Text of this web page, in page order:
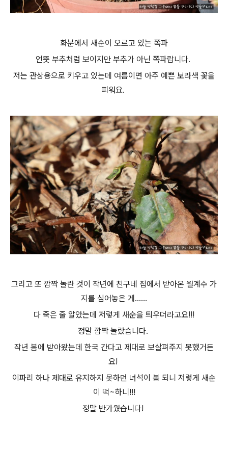
화분에서 새순이 오르고 있는 쪽파
언뜻 부추처럼 보이지만 부추가 아닌 쪽파랍니다.
저는 관상용으로 키우고 있는데 여름이면 아주 예쁜 보라색 꽃을
피워요.
그리고 또 깜짝 놀란 것이 작년에 친구네 집에서 받아온 월계수 가
지를 심어놓은 게......
다 죽은 줄 알았는데 저렇게 새순을 틔우더라고요!!!
정말 깜짝 놀랐습니다.
작년 봄에 받아왔는데 한국 간다고 제대로 보살펴주지 못했거든
요!
이파리 하나 제대로 유지하지 못하던 녀석이 봄 되니 저렇게 새순
이 떡~하니!!!
정말 반가웠습니다!